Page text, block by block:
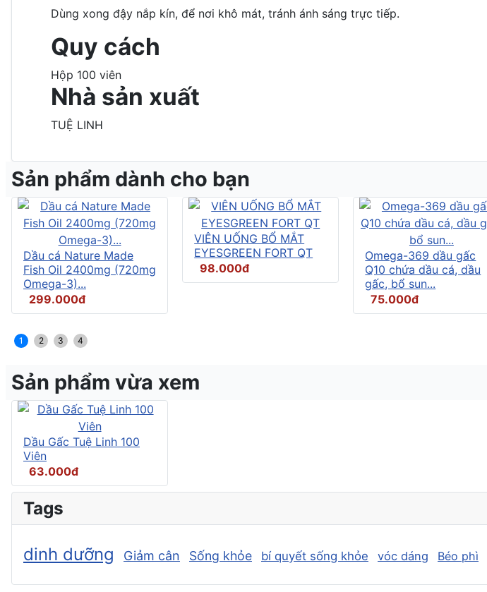
Dùng xong đậy nắp kín, để nơi khô mát, tránh ánh sáng trực tiếp.
Quy cách
Hộp 100 viên
Nhà sản xuất
TUỆ LINH
Sản phẩm dành cho bạn
Dầu cá Nature Made
Fish Oil 2400mg (720mg
Omega-3)...
299.000đ
VIÊN UỐNG BỔ MẮT
EYESGREEN FORT QT
98.000đ
Omega-369 dầu gấc
Q10 chứa dầu cá, dầu
gấc, bổ sun...
75.000đ
1 2 3 4
Sản phẩm vừa xem
Dầu Gấc Tuệ Linh 100
Viên
63.000đ
Tags
dinh dưỡng Giảm cân Sống khỏe bí quyết sống khỏe vóc dáng Béo phì